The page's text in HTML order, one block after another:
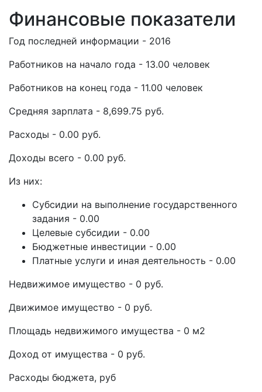
Финансовые показатели
Год последней информации - 2016
Работников на начало года - 13.00 человек
Работников на конец года - 11.00 человек
Средняя зарплата - 8,699.75 руб.
Расходы - 0.00 руб.
Доходы всего - 0.00 руб.
Из них:
Субсидии на выполнение государственного
задания - 0.00
Целевые субсидии - 0.00
Бюджетные инвестиции - 0.00
Платные услуги и иная деятельность - 0.00
Недвижимое имущество - 0 руб.
Движимое имущество - 0 руб.
Площадь недвижимого имущества - 0 м2
Доход от имущества - 0 руб.
Расходы бюджета, руб